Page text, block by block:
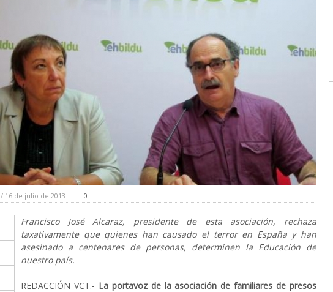
/ 16 de julio de 2013 0
Francisco José Alcaraz, presidente de esta asociación, rechaza
taxativamente que quienes han causado el terror en España y han
asesinado a centenares de personas, determinen la Educación de
nuestro país.
REDACCIÓN VCT.- La portavoz de la asociación de familiares de presos